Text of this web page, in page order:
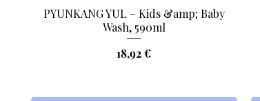
Aperçu rapide
PYUNKANG YUL – Kids &amp; Baby
Wash, 590ml
Prix
18,92 €